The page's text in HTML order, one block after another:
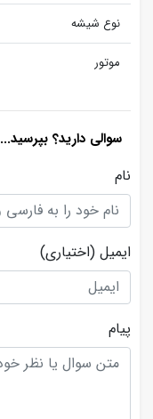
نوع شیشه
موتور
سوالی دارید؟ بپرسید...
نام
ایمیل (اختیاری)
پیام